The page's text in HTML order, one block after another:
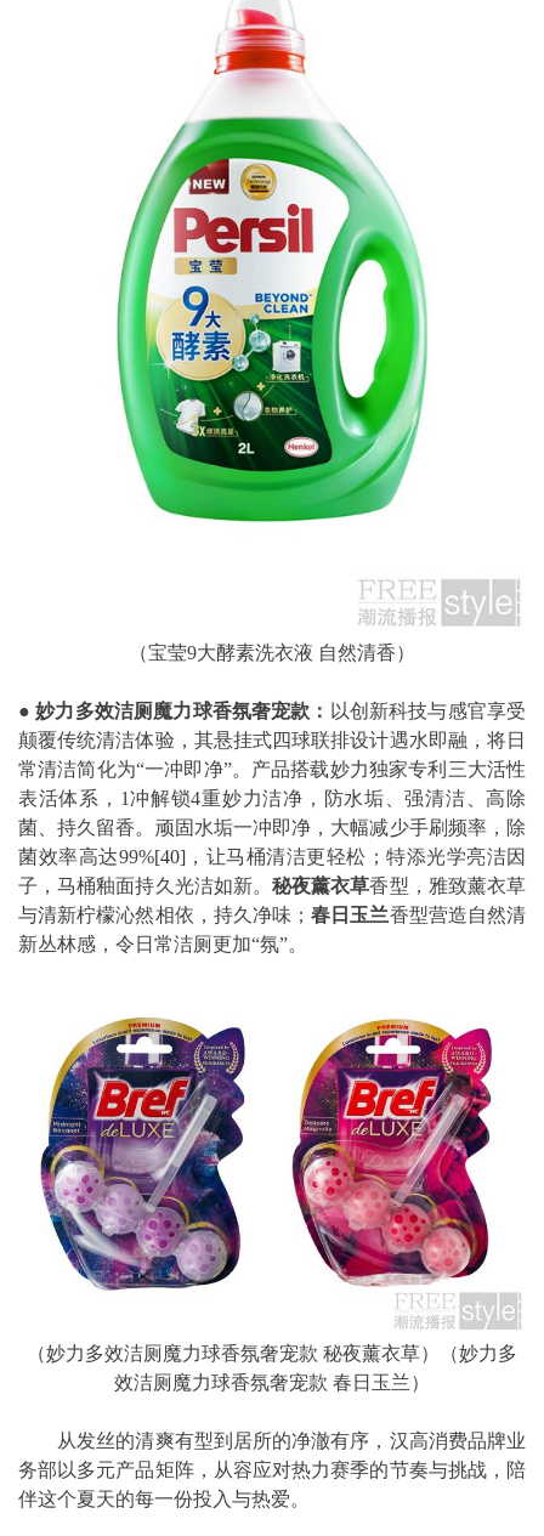
（宝莹9大酵素洗衣液 自然清香）
●妙力多效洁厕魔力球香氛奢宠款： 以创新科技与感官享受
颠覆传统清洁体验，其悬挂式四球联排设计遇水即融，将日
常清洁简化为“一冲即净”。产品搭载妙力独家专利三大活性
表活体系，1冲解锁4重妙力洁净，防水垢、强清洁、高除
菌、持久留香。顽固水垢一冲即净，大幅减少手刷频率，除
菌效率高达99%[40]，让马桶清洁更轻松；特添光学亮洁因
子，马桶釉面持久光洁如新。秘夜薰衣草香型，雅致薰衣草
与清新柠檬沁然相依，持久净味；春日玉兰香型营造自然清
新丛林感，令日常洁厕更加“氛”。
（妙力多效洁厕魔力球香氛奢宠款 秘夜薰衣草）（妙力多
效洁厕魔力球香氛奢宠款 春日玉兰）
从发丝的清爽有型到居所的净澈有序，汉高消费品牌业
务部以多元产品矩阵，从容应对热力赛季的节奏与挑战，陪
伴这个夏天的每一份投入与热爱。